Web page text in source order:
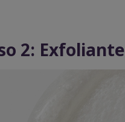
2: Exfoliante